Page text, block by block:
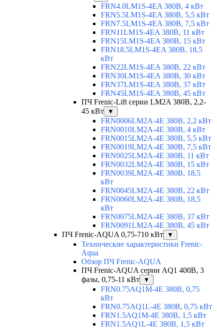
FRN4.0LM1S-4EA 380В, 4 кВт
FRN5.5LM1S-4EA 380В, 5,5 кВт
FRN7.5LM1S-4EA 380В, 7,5 кВт
FRN11LM1S-4EA 380В, 11 кВт
FRN15LM1S-4EA 380В, 15 кВт
FRN18.5LM1S-4EA 380В, 18,5
кВт
FRN22LM1S-4EA 380В, 22 кВт
FRN30LM1S-4EA 380В, 30 кВт
FRN37LM1S-4EA 380В, 37 кВт
FRN45LM1S-4EA 380В, 45 кВт
ПЧ Frenic-Lift серии LM2A 380В, 2,2-
45 кВт
▼
FRN0006LM2A-4E 380В, 2,2 кВт
FRN0010LM2A-4E 380В, 4 кВт
FRN0015LM2A-4E 380В, 5,5 кВт
FRN0019LM2A-4E 380В, 7,5 кВт
FRN0025LM2A-4E 380В, 11 кВт
FRN0032LM2A-4E 380В, 15 кВт
FRN0039LM2A-4E 380В, 18,5
кВт
FRN0045LM2A-4E 380В, 22 кВт
FRN0060LM2A-4E 380В, 18,5
кВт
FRN0075LM2A-4E 380В, 37 кВт
FRN0091LM2A-4E 380В, 45 кВт
ПЧ Frenic-AQUA 0,75-710 кВт
▼
Технические характеристики Frenic-
Aqua
Обзор ПЧ Frenic-AQUA
ПЧ Frenic-AQUA серии AQ1 400В, 3
фазы, 0,75-11 кВт
▼
FRN0.75AQ1M-4E 380В, 0,75
кВт
FRN0.75AQ1L-4E 380В, 0,75 кВт
FRN1.5AQ1M-4E 380В, 1,5 кВт
FRN1.5AQ1L-4E 380В, 1,5 кВт